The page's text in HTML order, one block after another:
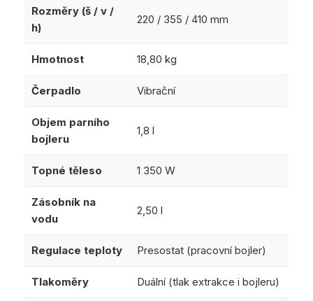
Rozměry (š / v /
h)
220 / 355 / 410 mm
Hmotnost 18,80 kg
Čerpadlo Vibrační
Objem parního
bojleru
1,8 l
Topné těleso 1 350 W
Zásobník na
vodu
2,50 l
Regulace teploty Presostat (pracovní bojler)
Tlakoměry Duální (tlak extrakce i bojleru)